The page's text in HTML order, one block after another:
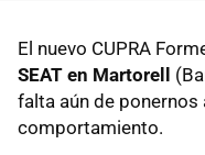
El nuevo CUPRA
SEAT en Martorell
falta aún de ponernos
comportamiento.